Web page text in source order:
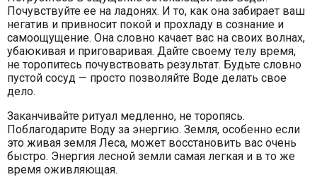
Почувствуйте ее на ладонях. И то, как она забирает ваш
негатив и привносит покой и прохладу в сознание и
самоощущение. Она словно качает вас на своих волнах,
убаюкивая и приговаривая. Дайте своему телу время,
не торопитесь почувствовать результат. Будьте словно
пустой сосуд — просто позволяйте Воде делать свое
дело.
Заканчивайте ритуал медленно, не торопясь.
Поблагодарите Воду за энергию. Земля, особенно если
это живая земля Леса, может восстановить вас очень
быстро. Энергия лесной земли самая легкая и в то же
время оживляющая.